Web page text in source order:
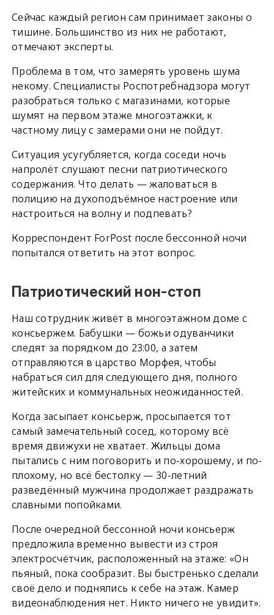
Сейчас каждый регион сам принимает законы о
тишине. Большинство из них не работают,
отмечают эксперты.
Проблема в том, что замерять уровень шума
некому. Специалисты Роспотребнадзора могут
разобраться только с магазинами, которые
шумят на первом этаже многоэтажки, к
частному лицу с замерами они не пойдут.
Ситуация усугубляется, когда соседи ночь
напролёт слушают песни патриотического
содержания. Что делать — жаловаться в
полицию на духоподъёмное настроение или
настроиться на волну и подпевать?
Корреспондент ForPost после бессонной ночи
попытался ответить на этот вопрос.
Патриотический нон-стоп
Наш сотрудник живёт в многоэтажном доме с
консьержем. Бабушки — божьи одуванчики
следят за порядком до 23:00, а затем
отправляются в царство Морфея, чтобы
набраться сил для следующего дня, полного
житейских и коммунальных неожиданностей.
Когда засыпает консьерж, просыпается тот
самый замечательный сосед, которому всё
время движухи не хватает. Жильцы дома
пытались с ним поговорить и по-хорошему, и по-
плохому, но всё бестолку — 30-летний
разведённый мужчина продолжает раздражать
славными попойками.
После очередной бессонной ночи консьерж
предложила временно вывести из строя
электросчётчик, расположенный на этаже: «Он
пьяный, пока сообразит. Вы быстренько сделали
своё дело и поднялись к себе на этаж. Камер
видеонаблюдения нет. Никто ничего не увидит».